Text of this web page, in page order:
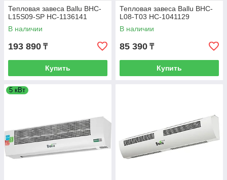
Тепловая завеса Ballu BHC-
L15S09-SP НС-1136141
В наличии
193 890 ₸
Купить
Тепловая завеса Ballu BHC-
L08-T03 НС-1041129
В наличии
85 390 ₸
Купить
5 кВт